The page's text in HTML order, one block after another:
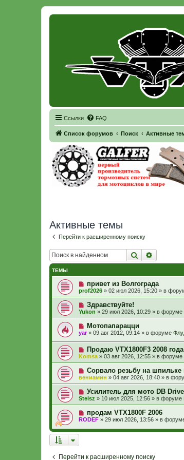
Ссылки FAQ
Список форумов Поиск Активные
Активные темы
Перейти к расширенному поиску
Поиск
ТЕМЫ
Н
о
в
о
е
с
о
б
е
и
е
привет из Волгограда
prof2026 » 02 июл 2026, 15:20 » в
Н
о
в
о
е
с
о
о
б
щ
е
н
и
е
Здравствуйте!
Yukon » 29 июл 2026, 10:29 » в форуме
Н
о
в
о
с
о
о
б
щ
е
н
и
е
Мотопапарацци
yar» 09 авг 2012, 09:14 » в форуме
Н
о
в
е
с
о
о
б
щ
н
и
е
Продаю VTX1800F3 2008 года
Komsa » 03 авг 2026, 12:55 » в форуме
Н
о
в
о
е
с
о
о
б
е
Сорвало резьбу на шпильке
вениамин » 04 авг 2026, 18:40 » в
Н
о
в
е
с
о
н
Усилитель для мото DB
Stelsz » 10 июл 2025, 12:56 » в форуме
Н
о
в
о
о
продам VTX1800F 2006
RODEF » 29 июл 2026, 13:56 » в
Перейти к расширенному поиску